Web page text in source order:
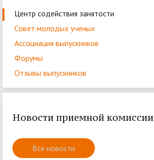
Центр содействия занятости
Совет молодых ученых
Ассоциация выпускников
Форумы
Отзывы выпускников
Новости приемной комиссии
Все новости